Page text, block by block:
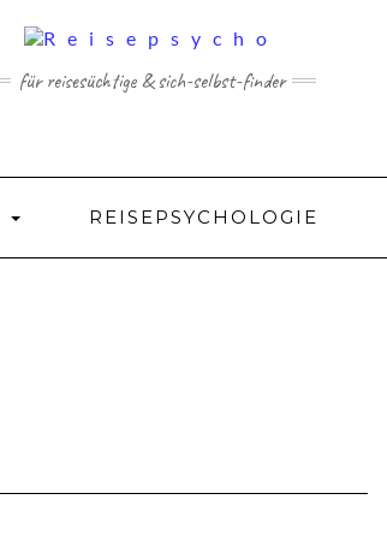
für reisesüchtige & sich-selbst-finder
REISEPSYCHOLOGIE